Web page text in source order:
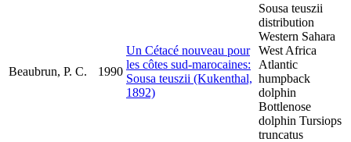
Beaubrun, P. C. 1990
Un Cétacé nouveau pour
les côtes sud-marocaines:
Sousa teuszii (Kukenthal,
1892)
Sousa teuszii
distribution
Western Sahara
West Africa
Atlantic
humpback
dolphin
Bottlenose
dolphin Tursiops
truncatus